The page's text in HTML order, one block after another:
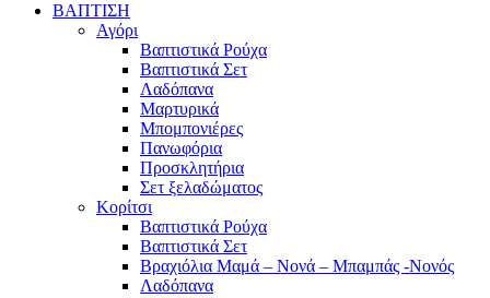
ΒΑΠΤΙΣΗ
Αγόρι
Βαπτιστικά Ρούχα
Βαπτιστικά Σετ
Λαδόπανα
Μαρτυρικά
Μπομπονιέρες
Πανωφόρια
Προσκλητήρια
Σετ ξελαδώματος
Κορίτσι
Βαπτιστικά Ρούχα
Βαπτιστικά Σετ
Βραχιόλια Μαμά – Νονά – Μπαμπάς -Νονός
Λαδόπανα